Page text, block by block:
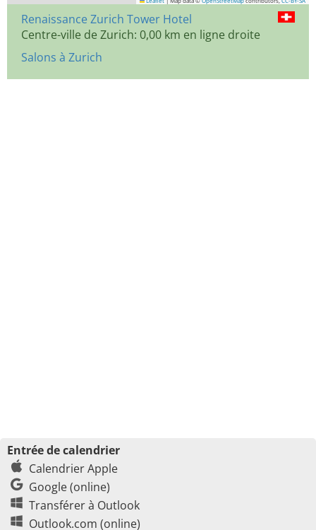
Renaissance Zurich Tower Hotel
Centre-ville de Zurich: 0,00 km en ligne droite
Salons à Zurich
Entrée de calendrier
Calendrier Apple
Google (online)
Transférer à Outlook
Outlook.com (online)